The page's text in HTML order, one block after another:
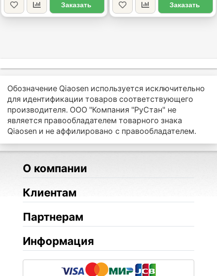
Заказать Заказать
Обозначение Qiaosen используется исключительно
для идентификации товаров соответствующего
производителя. ООО "Компания "РуСтан" не
является правообладателем товарного знака
Qiaosen и не аффилировано с правообладателем.
О компании
Клиентам
Партнерам
Информация